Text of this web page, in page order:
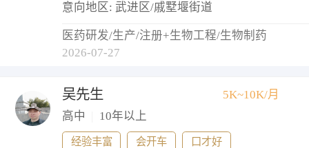
意向地区: 武进区/戚墅堰街道
医药研发/生产/注册+生物工程/生物制药
2026-07-27
吴先生
5K~10K/月
高中
10年以上
经验丰富 会开车 口才好